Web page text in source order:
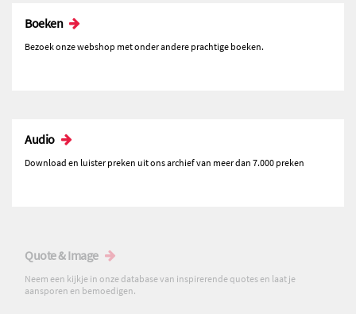
Boeken
Bezoek onze webshop met onder andere prachtige boeken.
Audio
Download en luister preken uit ons archief van meer dan 7.000 preken
Quote & Image
Neem een kijkje in onze database van inspirerende quotes en laat je
aansporen en bemoedigen.